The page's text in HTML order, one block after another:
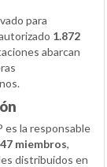
para
1.872
abarcan
es la responsable
47 miembros,
distribuidos en